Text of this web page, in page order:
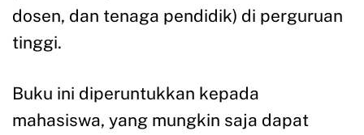
dosen, dan tenaga pendidik) di perguruan
tinggi.
Buku ini diperuntukkan kepada
mahasiswa, yang mungkin saja dapat